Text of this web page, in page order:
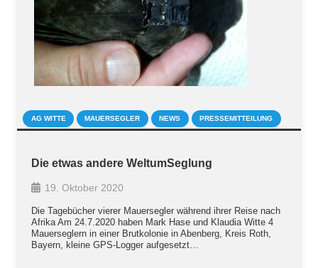
AG WITTE MAUERSEGLER NEWS PRESSEMITTEILUNG
Die etwas andere WeltumSeglung
19. Oktober 2020
Die Tagebücher vierer Mauersegler während ihrer Reise nach
Afrika Am 24.7.2020 haben Mark Hase und Klaudia Witte 4
Mauerseglern in einer Brutkolonie in Abenberg, Kreis Roth,
Bayern, kleine GPS-Logger aufgesetzt…